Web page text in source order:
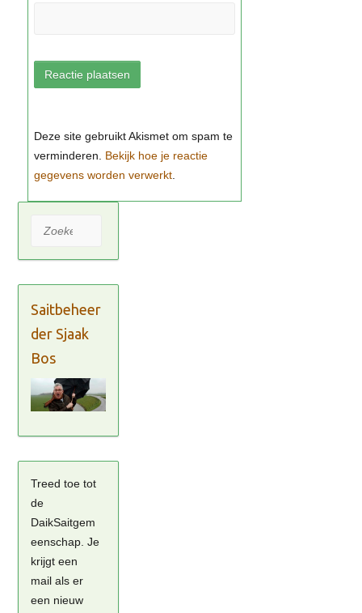
Bekijk hoe je reactie
gegevens worden verwerkt
Zoeken
Saitbeheer
der Sjaak
Bos
Treed toe tot
de
DaikSaitgem
eenschap. Je
krijgt een
mail als er
een nieuw